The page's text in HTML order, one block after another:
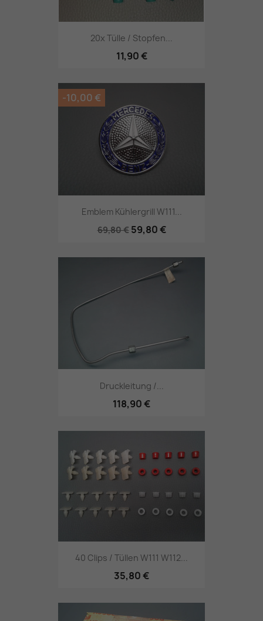
20x Tülle / Stopfen...
11,90 €
Emblem Kühlergrill W111...
69,80 € 59,80 €
-10,00 €
Druckleitung /...
118,90 €
40 Clips / Tüllen W111 W112...
35,80 €